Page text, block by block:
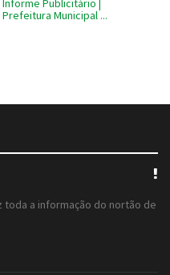
Informe Publicitário |
Prefeitura Municipal ...
toda a informação do nortão de